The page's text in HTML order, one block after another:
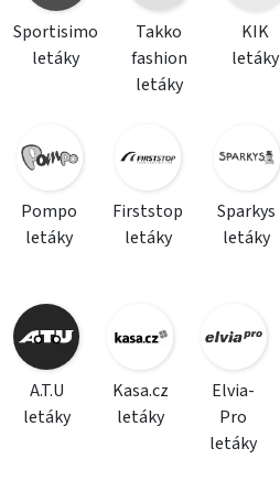
Sportisimo
letáky
Takko
fashion
letáky
KIK
letáky
Pompo
letáky
Firststop
letáky
Sparkys
letáky
A.T.U
letáky
Kasa.cz
letáky
Elvia-
Pro
letáky